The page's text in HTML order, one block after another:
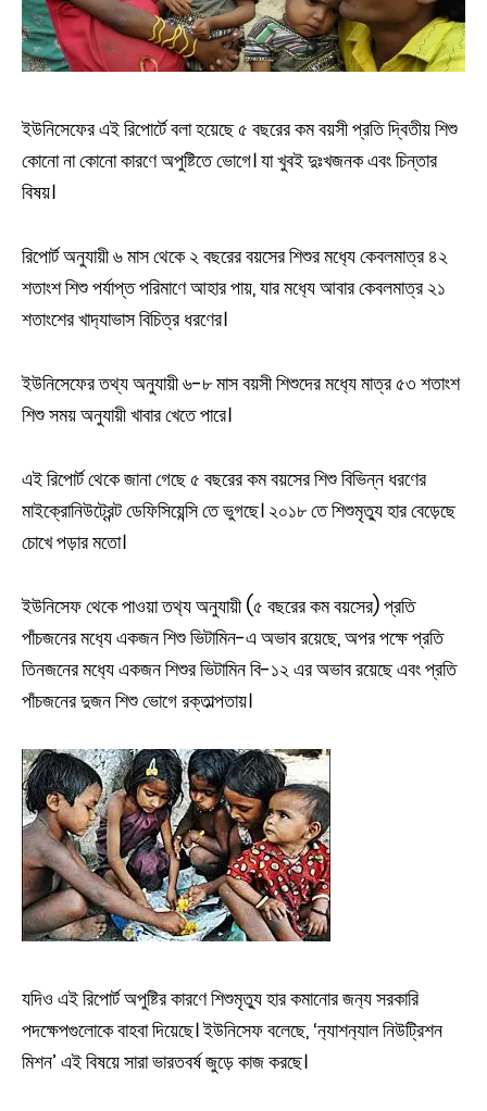
ইউনিসেফের এই রিপোর্টে বলা হয়েছে ৫ বছরের কম বয়সী প্রতি দ্বিতীয় শিশু
কোনো না কোনো কারণে অপুষ্টিতে ভোগে। যা খুবই দুঃখজনক এবং চিন্তার
বিষয়।
রিপোর্ট অনুযায়ী ৬ মাস থেকে ২ বছরের বয়সের শিশুর মধ‍্যে কেবলমাত্র ৪২
শতাংশ শিশু পর্যাপ্ত পরিমাণে আহার পায়, যার মধ‍্যে আবার কেবলমাত্র ২১
শতাংশের খাদ‍্যাভাস বিচিত্র ধরণের।
ইউনিসেফের তথ্য অনুযায়ী ৬-৮ মাস বয়সী শিশুদের মধ‍্যে মাত্র ৫৩ শতাংশ
শিশু সময় অনুযায়ী খাবার খেতে পারে।
এই রিপোর্ট থেকে জানা গেছে ৫ বছরের কম বয়সের শিশু বিভিন্ন ধরণের
মাইক্রোনিউট্রেন্ট ডেফিসিয়েন্সি তে ভুগছে। ২০১৮ তে শিশুমৃত‍্যু হার বেড়েছে
চোখে পড়ার মতো।
ইউনিসেফ থেকে পাওয়া তথ‍্য অনুযায়ী (৫ বছরের কম বয়সের) প্রতি
পাঁচজনের মধ‍্যে একজন শিশু ভিটামিন-এ অভাব রয়েছে, অপর পক্ষে প্রতি
তিনজনের মধ‍্যে একজন শিশুর ভিটামিন বি-১২ এর অভাব রয়েছে এবং প্রতি
পাঁচজনের দুজন শিশু ভোগে রক্তাল্পতায়।
যদিও এই রিপোর্ট অপুষ্টির কারণে শিশুমৃত্যু হার কমানোর জন‍্য সরকারি
পদক্ষেপগুলোকে বাহবা দিয়েছে। ইউনিসেফ বলেছে, ‘ন‍্যাশন‍্যাল নিউট্রিশন
মিশন’ এই বিষয়ে সারা ভারতবর্ষ জুড়ে কাজ করছে।